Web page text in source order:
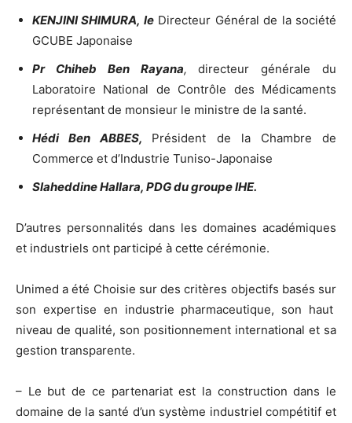
KENJINI SHIMURA, leDirecteur Général de la société
GCUBE Japonaise
Pr Chiheb Ben Rayana, directeur générale du
Laboratoire National de Contrôle des Médicaments
représentant de monsieur le ministre de la santé.
Hédi Ben ABBES, Président de la Chambre de
Commerce et d’Industrie Tuniso-Japonaise
Slaheddine Hallara, PDG du groupe IHE.
D’autres personnalités dans les domaines académiques
et industriels ont participé à cette cérémonie.
Unimed a été Choisie sur des critères objectifs basés sur
son expertise en industrie pharmaceutique, son haut
niveau de qualité, son positionnement international et sa
gestion transparente.
– Le but de ce partenariat est la construction dans le
domaine de la santé d’un système industriel compétitif et